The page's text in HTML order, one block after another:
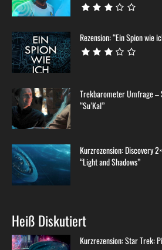
Rezension: “Ein Spion wie
Trekbarometer Umfrage –
“Su’Kal”
Kurzrezension: Discovery
“Light and Shadows”
Heiß Diskutiert
Kurzrezension: Star Trek: